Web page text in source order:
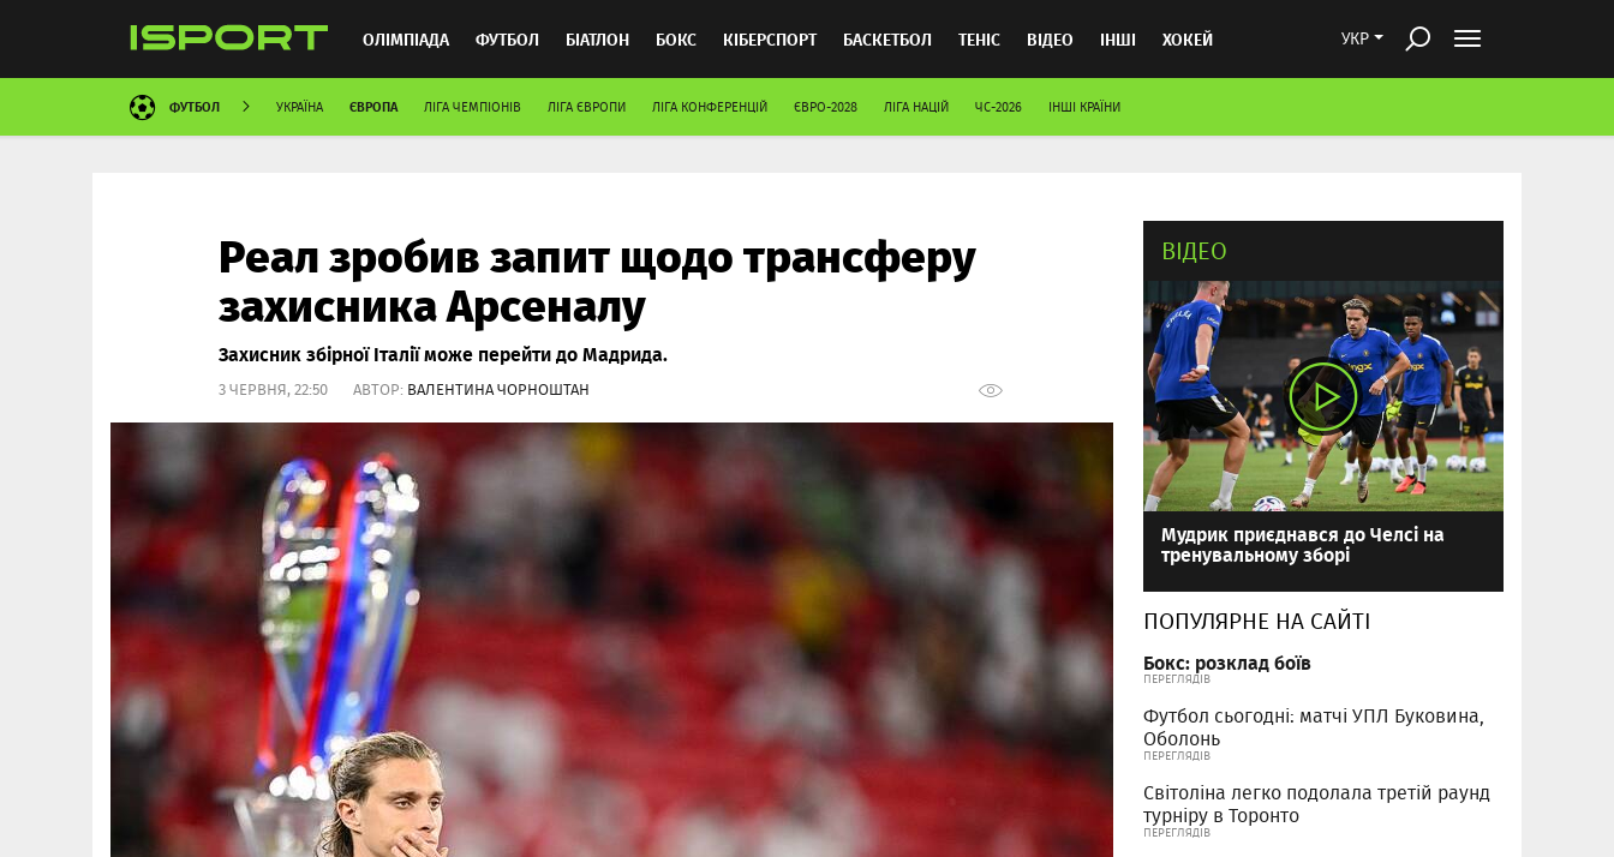
УКР
ОЛІМПІАДА ФУТБОЛ БІАТЛОН БОКС КІБЕРСПОРТ БАСКЕТБОЛ ТЕНІС ВІДЕО ІНШІ ХОКЕЙ
ММА АВТОСПОРТ
ФУТБОЛ УКРАЇНА ЄВРОПА ЛІГА ЧЕМПІОНІВ ЛІГА ЄВРОПИ ЛІГА КОНФЕРЕНЦІЙ ЄВРО-2028 ЛІГА НАЦІЙ ЧС-2026 ІНШІ КРАЇНИ
Реал зробив запит щодо трансферу
захисника Арсеналу
Захисник збірної Італії може перейти до Мадрида.
3 ЧЕРВНЯ, 22:50 АВТОР: ВАЛЕНТИНА ЧОРНОШТАН
ВІДЕО
Мудрик приєднався до Челсі на
тренувальному зборі
ПОПУЛЯРНЕ НА САЙТІ
Бокс: розклад боїв
ПЕРЕГЛЯДІВ
Футбол сьогодні: матчі УПЛ Буковина,
Оболонь
ПЕРЕГЛЯДІВ
Світоліна легко подолала третій раунд
турніру в Торонто
ПЕРЕГЛЯДІВ